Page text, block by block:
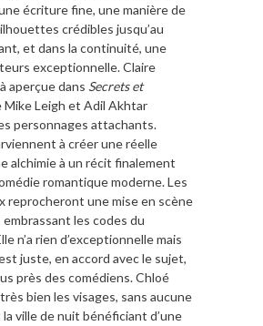
écriture fine, une manière de
crédibles jusqu’au
et dans la continuité, une
exceptionnelle. Claire
aperçue dans Secrets et
Mike Leigh et Adil Akhtar
personnages attachants.
à créer une réelle
alchimie à un récit finalement
romantique moderne. Les
reprocheront une mise en scène
les codes du
n’a rien d’exceptionnelle mais
juste, en accord avec le sujet,
près des comédiens. Chloé
bien les visages, sans aucune
ville de nuit bénéficiant d’une